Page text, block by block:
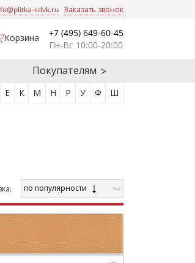
sdvk.ru Заказать звонок
Корзина
+7 (495) 649-60-45
Пн-Вс 10:00-20:00
Покупателям
Е К М Н Р У Ф Ш
по популярности